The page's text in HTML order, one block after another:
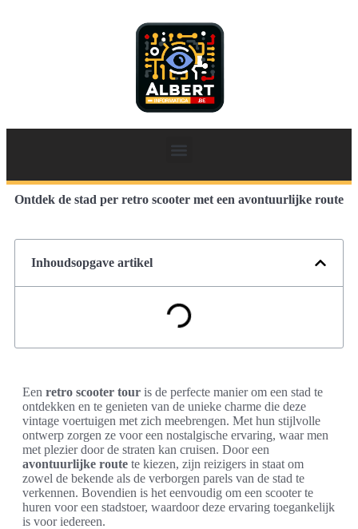
Ontdek de stad per retro scooter met een avontuurlijke route
Inhoudsopgave artikel
Een retro scooter tour is de perfecte manier om een stad te
ontdekken en te genieten van de unieke charme die deze
vintage voertuigen met zich meebrengen. Met hun stijlvolle
ontwerp zorgen ze voor een nostalgische ervaring, waar men
met plezier door de straten kan cruisen. Door een
avontuurlijke route te kiezen, zijn reizigers in staat om
zowel de bekende als de verborgen parels van de stad te
verkennen. Bovendien is het eenvoudig om een scooter te
huren voor een stadstoer, waardoor deze ervaring toegankelijk
is voor iedereen.